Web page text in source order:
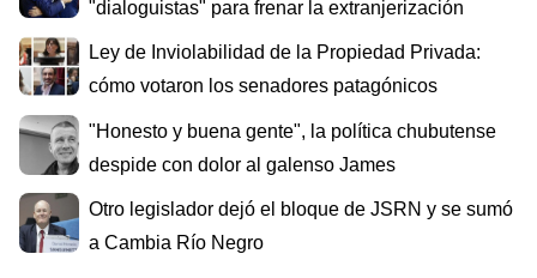
"dialoguistas" para frenar la extranjerización
Ley de Inviolabilidad de la Propiedad Privada:
cómo votaron los senadores patagónicos
"Honesto y buena gente", la política chubutense
despide con dolor al galenso James
Otro legislador dejó el bloque de JSRN y se sumó
a Cambia Río Negro